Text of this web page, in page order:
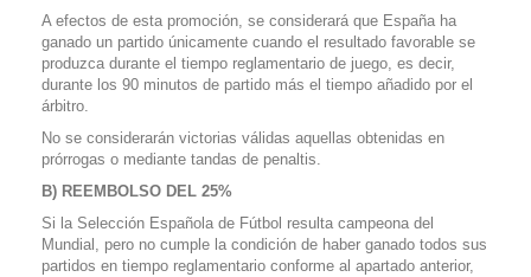
A efectos de esta promoción, se considerará que España ha
ganado un partido únicamente cuando el resultado favorable se
produzca durante el tiempo reglamentario de juego, es decir,
durante los 90 minutos de partido más el tiempo añadido por el
árbitro.
No se considerarán victorias válidas aquellas obtenidas en
prórrogas o mediante tandas de penaltis.
B) REEMBOLSO DEL 25%
Si la Selección Española de Fútbol resulta campeona del
Mundial, pero no cumple la condición de haber ganado todos sus
partidos en tiempo reglamentario conforme al apartado anterior,